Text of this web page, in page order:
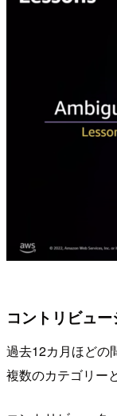
コントリビュ
過去12カ月ほどの
複数のカテゴリー